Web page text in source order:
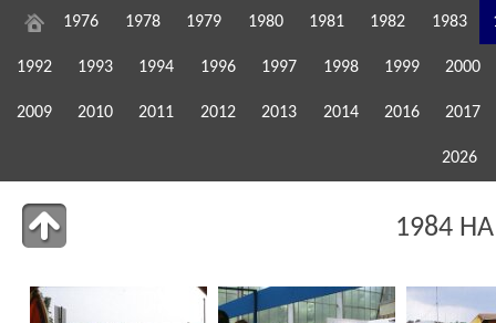
1976 1978 1979 1980 1981 1982 1983
1992 1993 1994 1996 1997 1998 1999 2000
2009 2010 2011 2012 2013 2014 2016 2017
2026
1984